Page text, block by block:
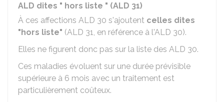
ALD dites " hors liste " (ALD 31)
À ces affections ALD 30 s'ajoutent celles dites
"hors liste" (ALD 31, en référence à l'ALD 30).
Elles ne figurent donc pas sur la liste des ALD 30.
Ces maladies évoluent sur une durée prévisible
supérieure à 6 mois avec un traitement est
particulièrement coûteux.